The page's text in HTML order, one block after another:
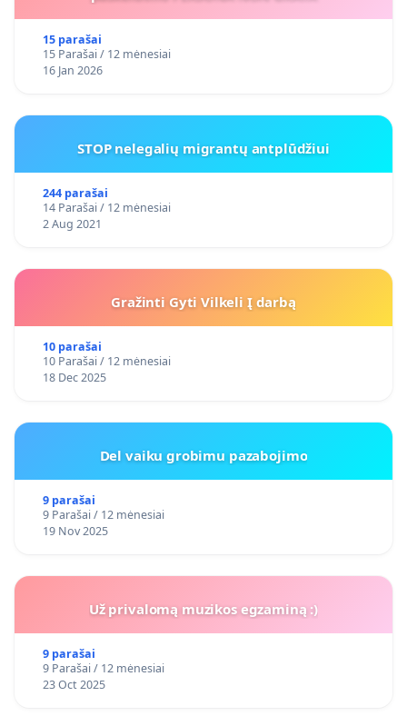
15 parašai
15 Parašai / 12 mėnesiai
16 Jan 2026
STOP nelegalių migrantų antplūdžiui
244 parašai
14 Parašai / 12 mėnesiai
2 Aug 2021
Gražinti Gyti Vilkeli Į darbą
10 parašai
10 Parašai / 12 mėnesiai
18 Dec 2025
Del vaiku grobimu pazabojimo
9 parašai
9 Parašai / 12 mėnesiai
19 Nov 2025
Už privalomą muzikos egzaminą :)
9 parašai
9 Parašai / 12 mėnesiai
23 Oct 2025